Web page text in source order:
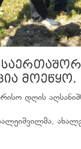
მოეწყო.
დღის